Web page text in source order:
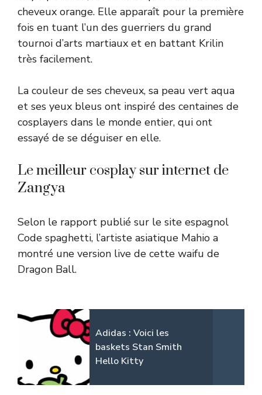
cheveux orange. Elle apparaît pour la première
fois en tuant l’un des guerriers du grand
tournoi d’arts martiaux et en battant Krilin
très facilement.
La couleur de ses cheveux, sa peau vert aqua
et ses yeux bleus ont inspiré des centaines de
cosplayers dans le monde entier, qui ont
essayé de se déguiser en elle.
Le meilleur cosplay sur internet de
Zangya
Selon le rapport publié sur le site espagnol
Code spaghetti, l’artiste asiatique Mahio a
montré une version live de cette waifu de
Dragon Ball.
Adidas : Voici les
baskets Stan Smith
Hello Kitty